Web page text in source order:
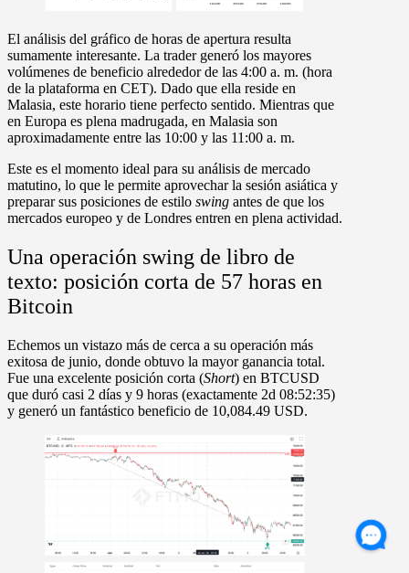
El análisis del gráfico de horas de apertura resulta
sumamente interesante. La trader generó los mayores
volúmenes de beneficio alrededor de las 4:00 a. m. (hora
de la plataforma en CET). Dado que ella reside en
Malasia, este horario tiene perfecto sentido. Mientras que
en Europa es plena madrugada, en Malasia son
aproximadamente entre las 10:00 y las 11:00 a. m.
Este es el momento ideal para su análisis de mercado
matutino, lo que le permite aprovechar la sesión asiática y
preparar sus posiciones de estilo swing antes de que los
mercados europeo y de Londres entren en plena actividad.
Una operación swing de libro de
texto: posición corta de 57 horas en
Bitcoin
Echemos un vistazo más de cerca a su operación más
exitosa de junio, donde obtuvo la mayor ganancia total.
Fue una excelente posición corta (Short) en BTCUSD
que duró casi 2 días y 9 horas (exactamente 2d 08:52:35)
y generó un fantástico beneficio de 10,084.49 USD.